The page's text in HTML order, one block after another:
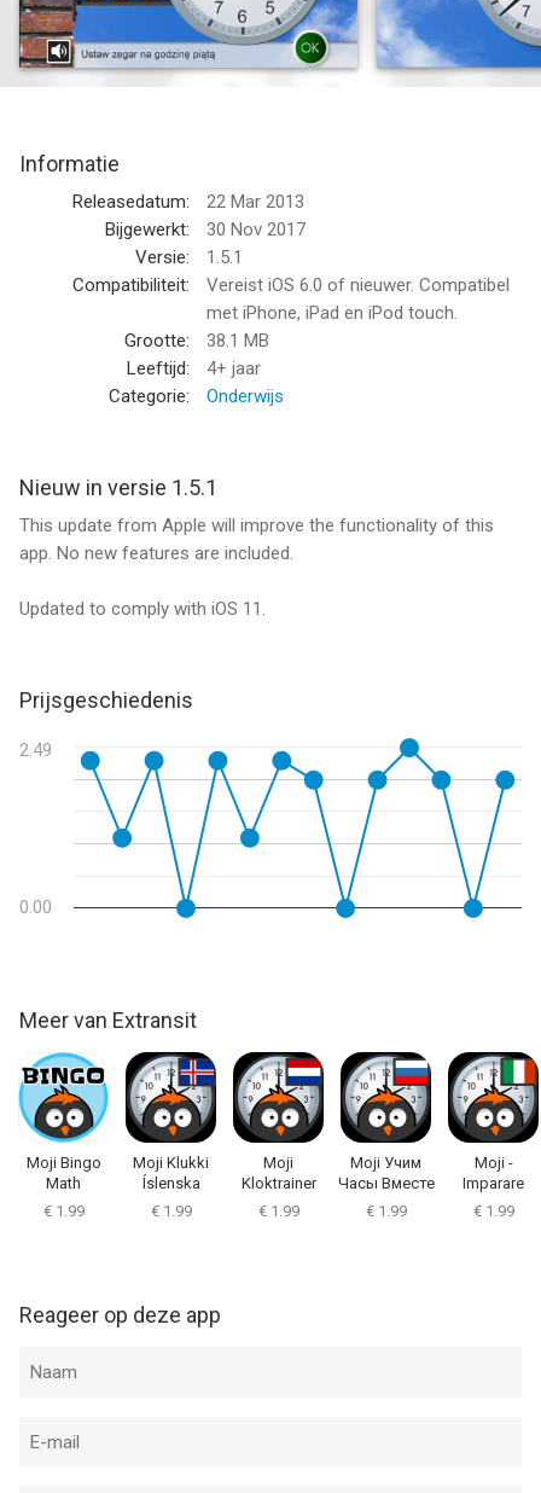
Dzieci mogą:
- Posłuchać głosu mówiącego aktualny czas.
- Ćwiczyć ustawianie zegara, przesuwając wskazówki do
- Poczynić postępy w ramach różnych poziomów trudności
- Mieć pozytywne doświadczenie edukacyjne wspierane przez
atrakcyjne grafiki i animacje
Moji Zegar Edukacyjny van Extransit is een app voor iPhone,
iPad en iPod touch met iOS versie 6.0 of hoger, geschikt
bevonden voor gebruikers met leeftijden vanaf
op 8 Aug om 10:59.
Informatie
Releasedatum:
22 Mar 2013
Bijgewerkt:
30 Nov 2017
Versie:
1.5.1
Compatibiliteit:
Vereist iOS 6.0 of nieuwer. Compatibel
met iPhone, iPad en iPod touch.
Grootte:
38.1 MB
Leeftijd:
4+ jaar
Categorie:
Onderwijs
Nieuw in versie 1.5.1
This update from Apple will improve the functionality of this
app. No new features are included.
Updated to comply with iOS 11.
Prijsgeschiedenis
2.49
0.00
Meer van Extransit
Moji Bingo
Math
€ 1.99
Moji Klukki
Íslenska
€ 1.99
Moji
Kloktrainer
Nederlands
€ 1.99
Moji Учим
Часы Вместе
€ 1.99
Moji -
Imparare
L'orologio
€ 1.99
Reageer op deze app